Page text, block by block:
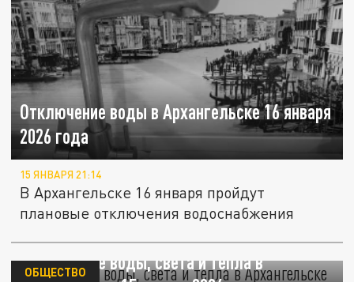
Отключение воды в Архангельске 16 января
2026 года
15 ЯНВАРЯ 21:14
В Архангельске 16 января пройдут
плановые отключения водоснабжения
Отключение воды, света и тепла в
ОБЩЕСТВО